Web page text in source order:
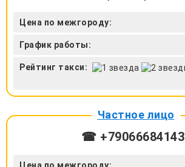
Цена по межгороду:
График работы:
Рейтинг такси:
Частное лицо
☎ +79066684143
Цена по межгороду: